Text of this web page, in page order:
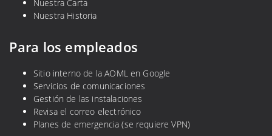
Nuestra Carta
Nuestra Historia
Para los empleados
Sitio interno de la AOML en Google
Servicios de comunicaciones
Gestión de las instalaciones
Revisa el correo electrónico
Planes de emergencia (se requiere VPN)